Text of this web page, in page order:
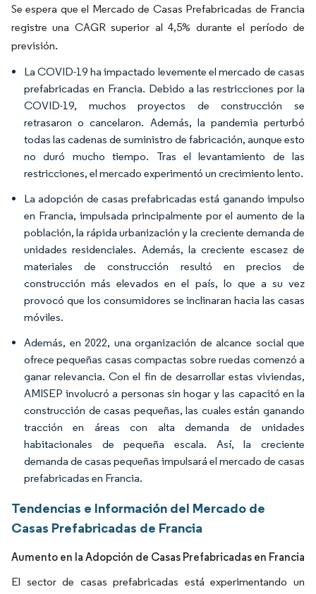
Se espera que el Mercado de Casas Prefabricadas de Francia
registre una CAGR superior al 4,5% durante el período de
previsión.
La COVID-19 ha impactado levemente el mercado de casas
prefabricadas en Francia. Debido a las restricciones por la
COVID-19, muchos proyectos de construcción se
retrasaron o cancelaron. Además, la pandemia perturbó
todas las cadenas de suministro de fabricación, aunque esto
no duró mucho tiempo. Tras el levantamiento de las
restricciones, el mercado experimentó un crecimiento lento.
La adopción de casas prefabricadas está ganando impulso
en Francia, impulsada principalmente por el aumento de la
población, la rápida urbanización y la creciente demanda de
unidades residenciales. Además, la creciente escasez de
materiales de construcción resultó en precios de
construcción más elevados en el país, lo que a su vez
provocó que los consumidores se inclinaran hacia las casas
móviles.
Además, en 2022, una organización de alcance social que
ofrece pequeñas casas compactas sobre ruedas comenzó a
ganar relevancia. Con el fin de desarrollar estas viviendas,
AMISEP involucró a personas sin hogar y las capacitó en la
construcción de casas pequeñas, las cuales están ganando
tracción en áreas con alta demanda de unidades
habitacionales de pequeña escala. Así, la creciente
demanda de casas pequeñas impulsará el mercado de casas
prefabricadas en Francia.
Tendencias e Información del Mercado de
Casas Prefabricadas de Francia
Aumento en la Adopción de Casas Prefabricadas en Francia
El sector de casas prefabricadas está experimentando un